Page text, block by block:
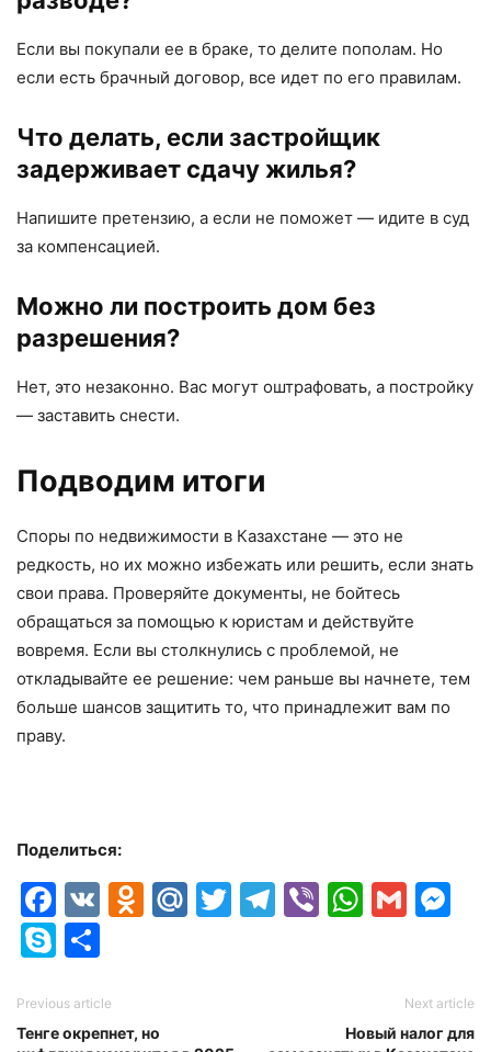
Если вы покупали ее в браке, то делите пополам. Но
если есть брачный договор, все идет по его правилам.
Что делать, если застройщик
задерживает сдачу жилья?
Напишите претензию, а если не поможет — идите в суд
за компенсацией.
Можно ли построить дом без
разрешения?
Нет, это незаконно. Вас могут оштрафовать, а постройку
— заставить снести.
Подводим итоги
Споры по недвижимости в Казахстане — это не
редкость, но их можно избежать или решить, если знать
свои права. Проверяйте документы, не бойтесь
обращаться за помощью к юристам и действуйте
вовремя. Если вы столкнулись с проблемой, не
откладывайте ее решение: чем раньше вы начнете, тем
больше шансов защитить то, что принадлежит вам по
праву.
Поделиться:
Facebook
VK Odnoklassniki
Mail.Ru
Twitter
Telegram
Viber
Skype
Previous article
Тенге окрепнет, но
Next article
Новый налог для